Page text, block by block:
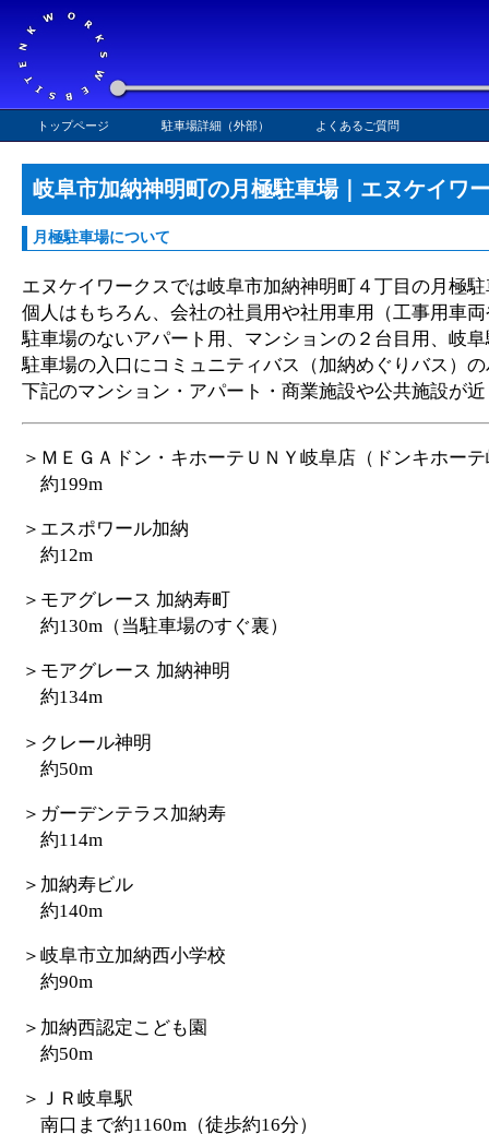
トップページ 駐車場詳細（外部） よくあるご質問
岐阜市加納神明町の月極駐車場｜エヌケイワ
月極駐車場について
エヌケイワークスでは岐阜市加納神明町４丁目の月極
個人はもちろん、会社の社員用や社用車用（工事用車
駐車場のないアパート用、マンションの２台目用、岐
駐車場の入口にコミュニティバス（加納めぐりバス）
下記のマンション・アパート・商業施設や公共施設が
＞ＭＥＧＡドン・キホーテＵＮＹ岐阜店（ドンキホー
約199m
＞エスポワール加納
約12m
＞モアグレース 加納寿町
約130m（当駐車場のすぐ裏）
＞モアグレース 加納神明
約134m
＞クレール神明
約50m
＞ガーデンテラス加納寿
約114m
＞加納寿ビル
約140m
＞岐阜市立加納西小学校
約90m
＞加納西認定こども園
約50m
＞ＪＲ岐阜駅
南口まで約1160m（徒歩約16分）